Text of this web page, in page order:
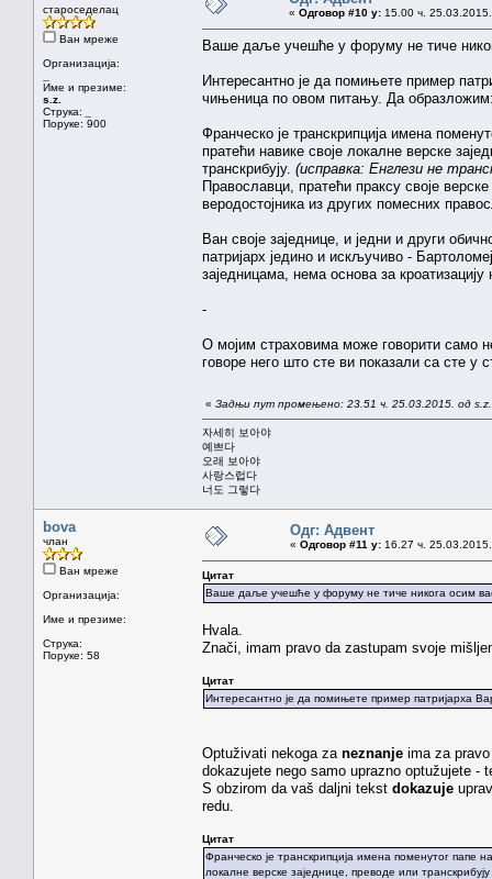
староседелац
Ван мреже
Организација:
Име и презиме:
s.z.
Струка:
Поруке: 900
« Одговор #10 у: 15.00 ч.
Ваше даље учешће у форуму не тиче
Интересантно је да помињете пример
чињеница по овом питању. Да
Франческо је транскрипција имена
пратећи навике своје локалне верске
транскрибују. (исправка: Енглези не
Православци, пратећи праксу своје
веродостојника из других помесних
Ван своје заједнице, и једни и други
патријарх једино и искључиво -
заједницама, нема основа за
-
О мојим страховима може говорити само
говоре него што сте ви показали са сте у
« Задњи пут промењено: 23.51 ч. 25.03.2015. од s.z.
자세히 보아야
예쁘다
오래 보아야
사랑스럽다
너도 그렇다
bova
члан
Ван мреже
Организација:
Име и презиме:
Струка:
Поруке: 58
Одг: Адвент
« Одговор #11 у: 16.27 ч.
Цитат
Ваше даље учешће у форуму не тиче никога осим
Hvala.
Znači, imam pravo da zastupam svoje
Цитат
Интересантно је да помињете пример патријарха
Optuživati nekoga za neznanje ima za
dokazujete nego samo uprazno optužujete -
S obzirom da vaš daljni tekst dokazuje
redu.
Цитат
Франческо је транскрипција имена поменутог папе
локалне верске заједнице, преводе или